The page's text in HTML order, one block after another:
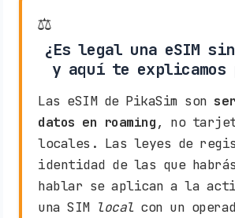
⚖️
¿Es legal una eSIM
y aquí te explicamos
Las eSIM de PikaSim son
datos en roaming, no
locales. Las leyes de
identidad de las que
hablar se aplican a la
una SIM local con un